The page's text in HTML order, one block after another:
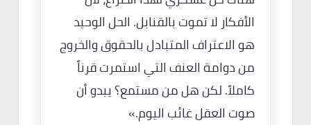
الأفكار لا تموت بالقنابل. الحل الوحيد
هو الاعتراف المتبادل بالحقوق والخروج
من دوامة العنف التي استمرت قرناً
كاملاً. لكن هل من مستمع؟ يبدو أن
صوت العقل غائب اليوم.»